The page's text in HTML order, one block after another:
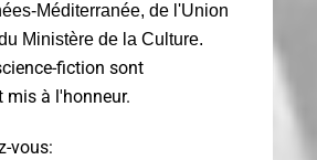
Méditerranée, de l'Union
Ministère de la Culture.
fiction sont
mis à l'honneur.
vous: